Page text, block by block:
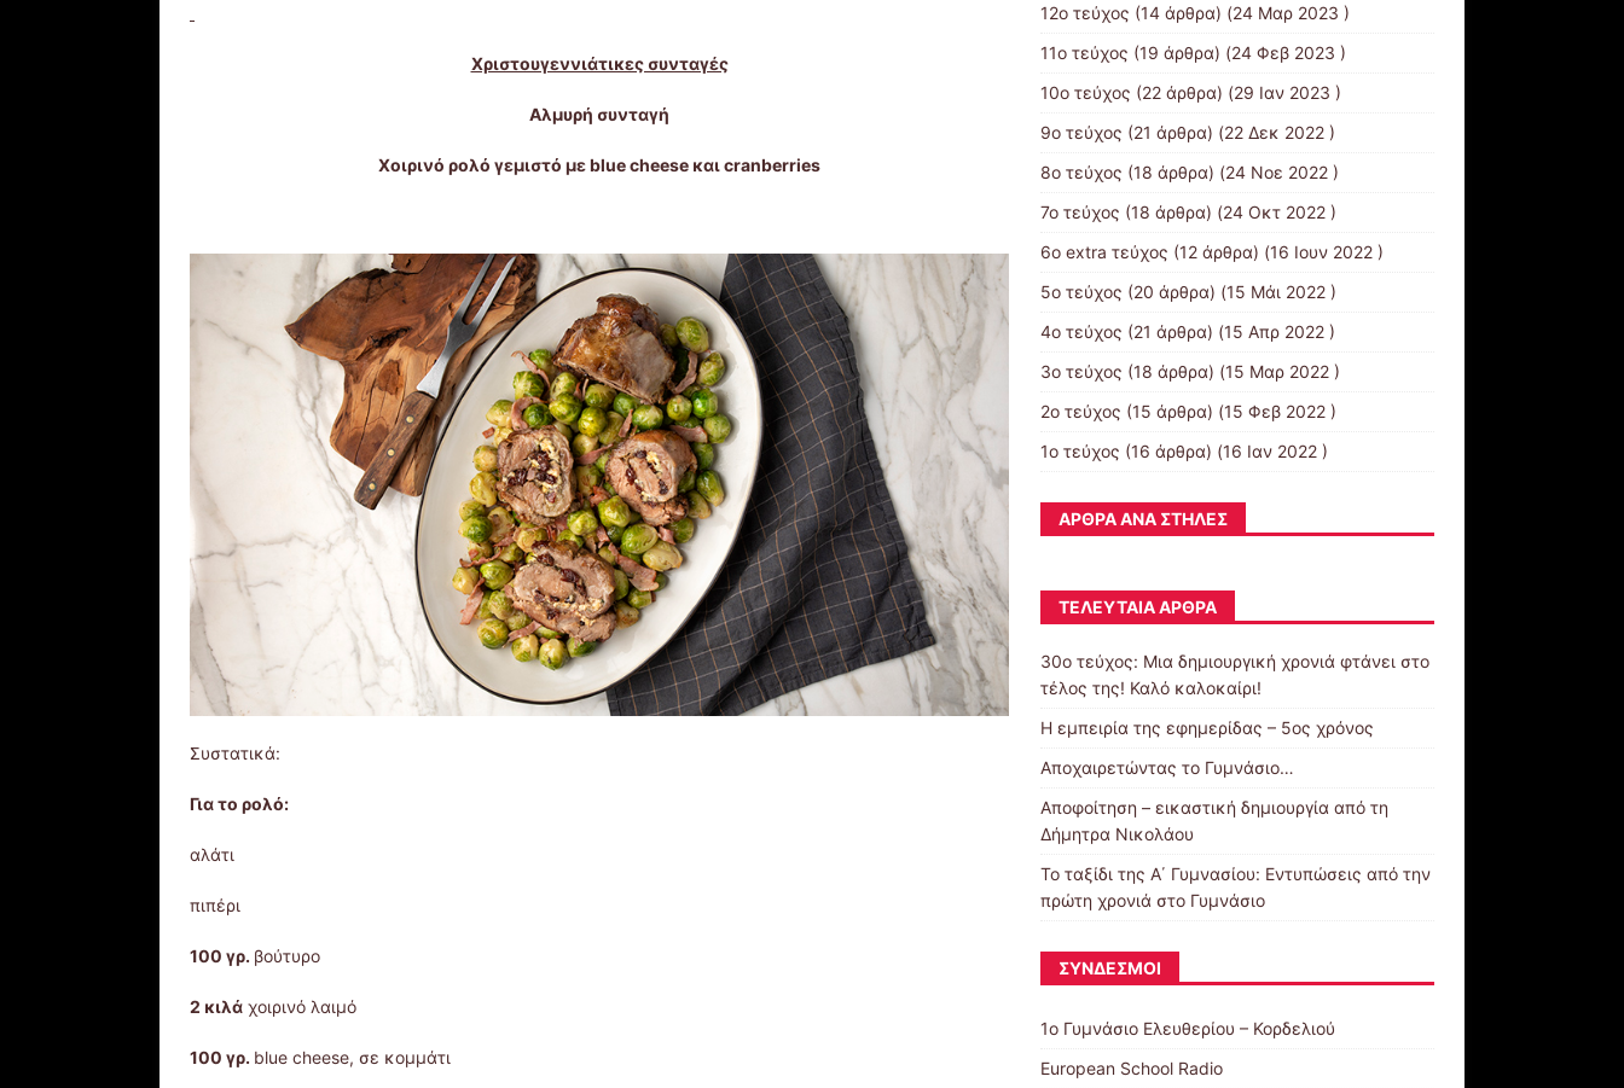
Χριστουγεννιάτικες συνταγές
Αλμυρή συνταγή
Χοιρινό ρολό γεμιστό μεbluecheese καιcranberries
Συστατικά:
Για το ρολό:
αλάτι
πιπέρι
100 γρ. βούτυρο
2 κιλά χοιρινό λαιμό
100 γρ. blue cheese, σε κομμάτι
12ο τεύχος (14 άρθρα) (24 Μαρ 2023 )
11ο τεύχος (19 άρθρα) (24 Φεβ 2023 )
10o τεύχος (22 άρθρα) (29 Ιαν 2023 )
9ο τεύχος (21 άρθρα) (22 Δεκ 2022 )
8ο τεύχος (18 άρθρα) (24 Νοε 2022 )
7ο τεύχος (18 άρθρα) (24 Οκτ 2022 )
6ο extra τεύχος (12 άρθρα) (16 Ιουν 2022 )
5ο τεύχος (20 άρθρα) (15 Μάι 2022 )
4ο τεύχος (21 άρθρα) (15 Απρ 2022 )
3ο τεύχος (18 άρθρα) (15 Μαρ 2022 )
2ο τεύχος (15 άρθρα) (15 Φεβ 2022 )
1ο τεύχος (16 άρθρα) (16 Ιαν 2022 )
ΆΡΘΡΑ ΑΝΆ ΣΤΉΛΕΣ
ΤΕΛΕΥΤΑΊΑ ΆΡΘΡΑ
30o τεύχος: Μια δημιουργική χρονιά φτάνει στο
τέλος της! Καλό καλοκαίρι!
Η εμπειρία της εφημερίδας – 5ος χρόνος
Αποχαιρετώντας το Γυμνάσιο…
Αποφοίτηση – εικαστική δημιουργία από τη
Δήμητρα Νικολάου
Το ταξίδι της Α΄ Γυμνασίου: Εντυπώσεις από την
πρώτη χρονιά στο Γυμνάσιο
ΣΎΝΔΕΣΜΟΙ
1ο Γυμνάσιο Ελευθερίου – Κορδελιού
European School Radio